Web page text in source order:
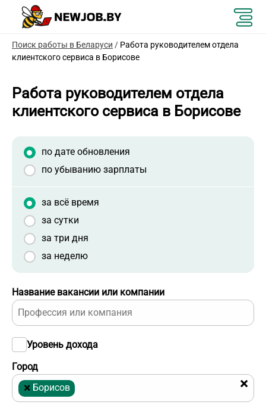
Поиск работы в Беларуси / Работа руководителем отдела
клиентского сервиса в Борисове
Работа руководителем отдела
клиентского сервиса в Борисове
Название вакансии или компании
Город
×
× Борисов
Уровень дохода
по дате обновления
по убыванию зарплаты
за всё время
за сутки
за три дня
за неделю